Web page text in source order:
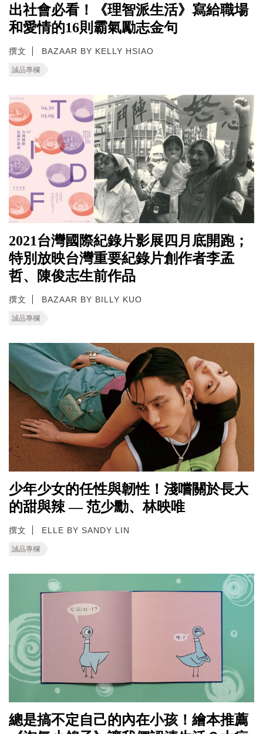
出社會必看！《理智派生活》寫給職場
和愛情的16則霸氣勵志金句
撰文 BAZAAR BY KELLY HSIAO
誠品專欄
2021台灣國際紀錄片影展四月底開跑；
特別放映台灣重要紀錄片創作者李孟
哲、陳俊志生前作品
撰文 BAZAAR BY BILLY KUO
誠品專欄
少年少女的任性與韌性！淺嚐關於長大
的甜與辣 — 范少勳、林映唯
撰文 ELLE BY SANDY LIN
誠品專欄
總是搞不定自己的內在小孩！繪本推薦